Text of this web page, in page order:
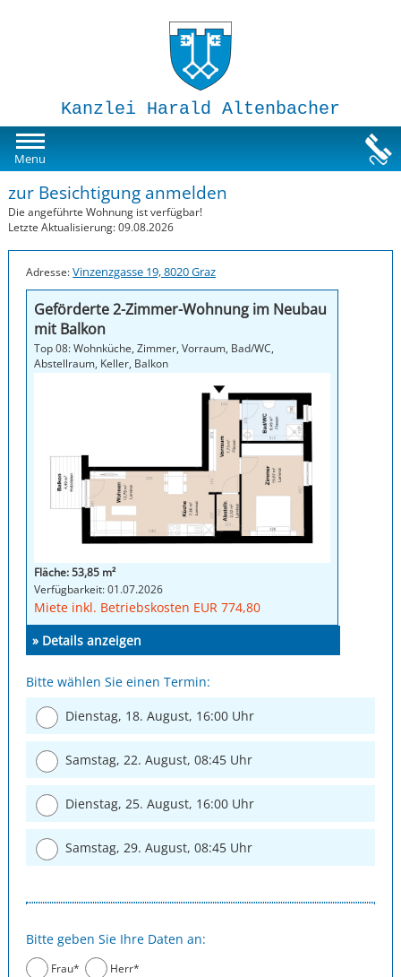
Kanzlei Harald Altenbacher
Menu
Susi-Sorglos Anlegerwohnungen
Impressum
zur Besichtigung anmelden
Die angeführte Wohnung ist verfügbar!
Letzte Aktualisierung: 09.08.2026
Adresse:Vinzenzgasse 19, 8020 Graz
Geförderte 2-Zimmer-Wohnung im Neubau
mit Balkon
Top 08: Wohnküche, Zimmer, Vorraum, Bad/WC,
Abstellraum, Keller, Balkon
Fläche: 53,85 m²
Verfügbarkeit: 01.07.2026
Miete inkl. Betriebskosten EUR 774,80
» Details anzeigen
Bitte wählen Sie einen Termin:
Dienstag, 18. August, 16:00 Uhr
Samstag, 22. August, 08:45 Uhr
Dienstag, 25. August, 16:00 Uhr
Samstag, 29. August, 08:45 Uhr
Bitte geben Sie Ihre Daten an:
Frau* Herr*